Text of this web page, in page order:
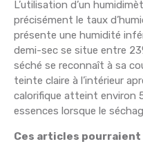
L’utilisation d’un
précisément le taux
présente une humidité
demi-sec se situe entre
séché se reconnaît à sa
teinte claire à l’intérieur
calorifique atteint environ
essences lorsque le
Ces articles